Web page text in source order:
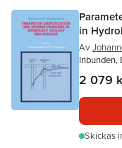
in
Av
Inbunden,
2 079
Skickas